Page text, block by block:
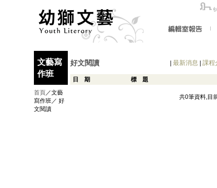
文藝寫
作班
首頁／文藝
寫作班／ 好
文閱讀
好文閱讀 最新消息 課程
日 期 標 題
共0筆資料,目